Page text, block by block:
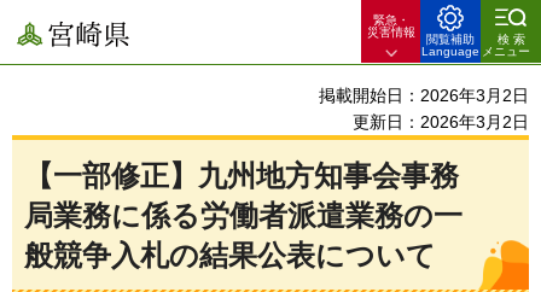
宮崎県
緊急・
災害情報
閲覧補助
Language
検索
メニュー
掲載開始日：2026年3月2日
更新日：2026年3月2日
【一部修正】九州地方知事会事務
局業務に係る労働者派遣業務の一
般競争入札の結果公表について